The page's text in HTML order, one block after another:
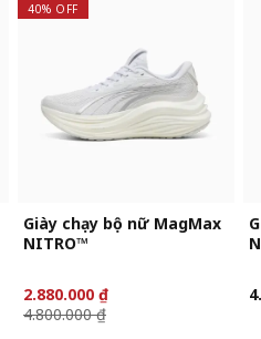
40% OFF
Giày chạy bộ nữ MagMax
NITRO™
2.880.000 ₫
4.800.000 ₫